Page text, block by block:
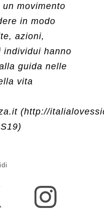
movimento
in modo
azioni,
individui hanno
guida nelle
vita
(http://